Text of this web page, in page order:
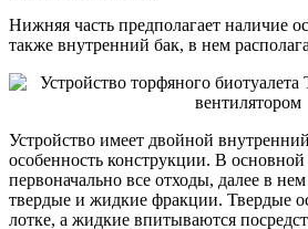
Нижняя часть предполагает наличие
также внутренний бак, в нем
Устройство имеет двойной
особенность конструкции. В
первоначально все отходы, далее в
твердые и жидкие фракции. Твердые
лотке, а жидкие впитываются